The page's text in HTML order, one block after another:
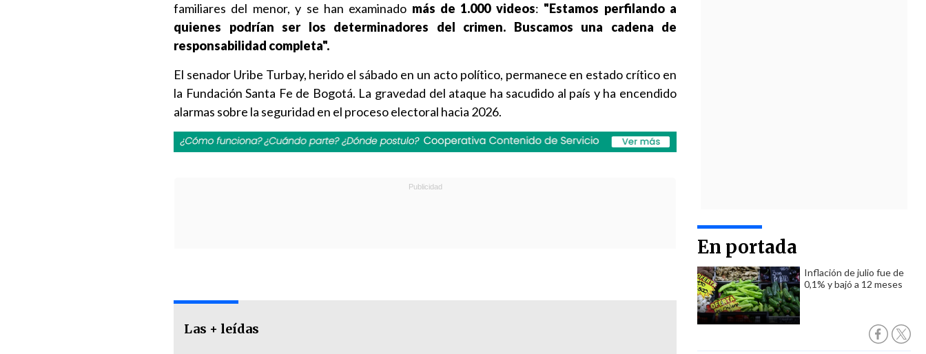
En portada
Inflación de julio fue de
0,1% y bajó a 12 meses
familiares del menor, y se han examinado más de 1.000 videos: "Estamos perfilando a
quienes podrían ser los determinadores del crimen. Buscamos una cadena de
responsabilidad completa".
El senador Uribe Turbay, herido el sábado en un acto político, permanece en estado crítico en
la Fundación Santa Fe de Bogotá. La gravedad del ataque ha sacudido al país y ha encendido
alarmas sobre la seguridad en el proceso electoral hacia 2026.
Las + leídas